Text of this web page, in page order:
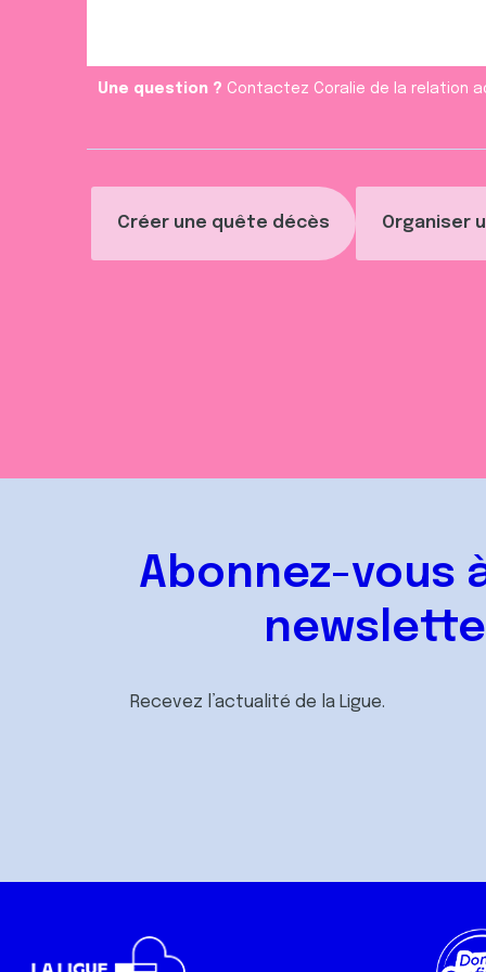
Créer une quête décès Organiser
Une question ? Contactez Coralie de la relation
Abonnez-vous
Recevez l’actualité de la Ligue.